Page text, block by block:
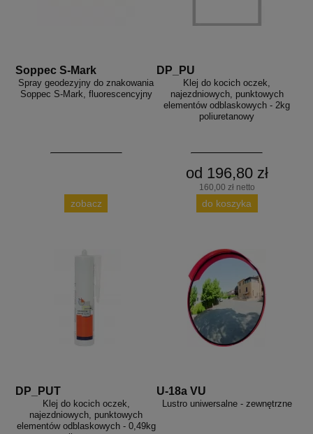
Soppec S-Mark
Spray geodezyjny do znakowania
Soppec S-Mark, fluorescencyjny
zobacz
DP_PU
Klej do kocich oczek,
najezdniowych, punktowych
elementów odblaskowych - 2kg
poliuretanowy
od 196,80 zł
160,00 zł netto
do koszyka
DP_PUT
Klej do kocich oczek,
najezdniowych, punktowych
elementów odblaskowych - 0,49kg
U-18a VU
Lustro uniwersalne - zewnętrzne